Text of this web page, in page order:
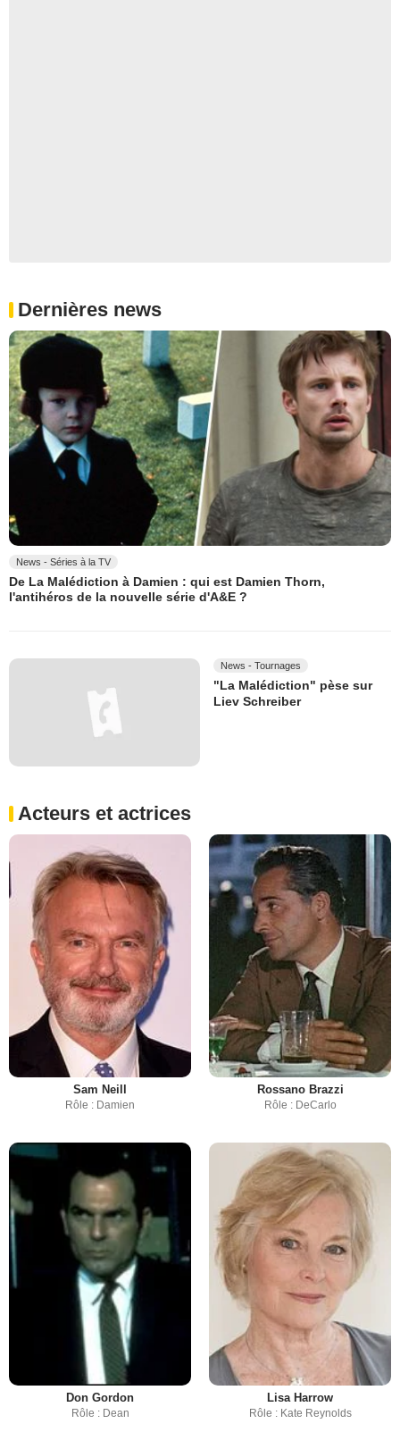
Dernières news
News - Séries à la TV
De La Malédiction à Damien : qui est Damien Thorn,
l'antihéros de la nouvelle série d'A&E ?
News - Tournages
"La Malédiction" pèse sur
Liev Schreiber
Acteurs et actrices
Sam Neill
Rôle : Damien
Rossano Brazzi
Rôle : DeCarlo
Don Gordon
Rôle : Dean
Lisa Harrow
Rôle : Kate Reynolds